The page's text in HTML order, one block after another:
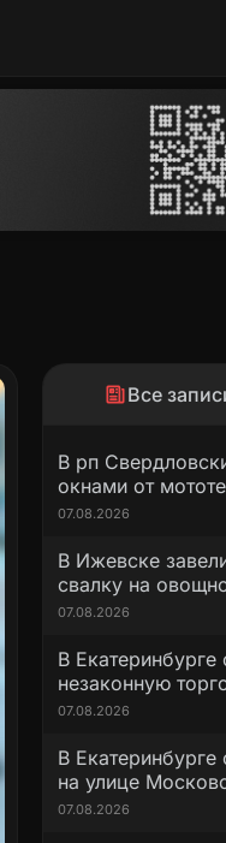
Все
В рп
окнами от
07.08.2026
В Ижевске
свалку на
07.08.2026
В Екатеринбурге
незаконную
07.08.2026
В
на улице
07.08.2026